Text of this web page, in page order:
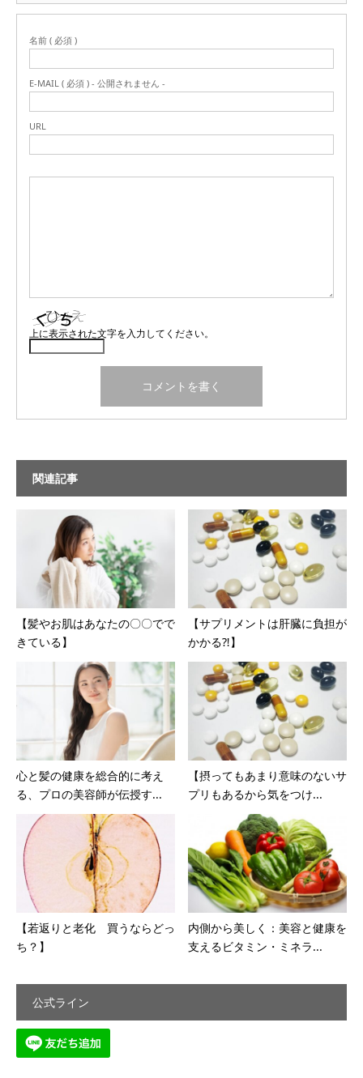
名前 ( 必須 )
E-MAIL ( 必須 ) - 公開されません -
URL
上に表示された文字を入力してください。
関連記事
【髪やお肌はあなたの〇〇でで
きている】
【サプリメントは肝臓に負担が
かかる⁈】
心と髪の健康を総合的に考え
る、プロの美容師が伝授す...
【摂ってもあまり意味のないサ
プリもあるから気をつけ...
【若返りと老化 買うならどっ
ち？】
内側から美しく：美容と健康を
支えるビタミン・ミネラ...
公式ライン